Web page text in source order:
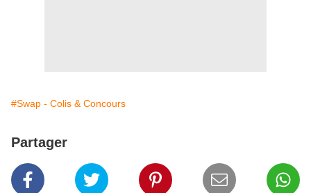
#Swap - Colis & Concours
Partager